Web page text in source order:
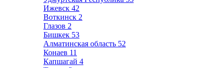
Ижевск 42
Воткинск 2
Глазов 2
Бишкек 53
Алматинская область 52
Конаев 11
Капшагай 4